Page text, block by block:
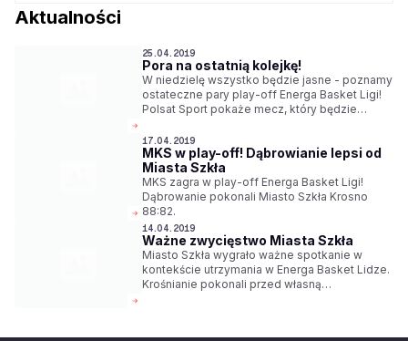
Aktualności
25.04.2019
Pora na ostatnią kolejkę!
W niedzielę wszystko będzie jasne - poznamy
ostateczne pary play-off Energa Basket Ligi!
Polsat Sport pokaże mecz, który będzie
Anwilu z Arged BMSlam Stalą. Na pozostałe
spotkania zapraszamy do serwisu Emocje.TV
17.04.2019
MKS w play-off! Dąbrowianie lepsi od
Miasta Szkła
MKS zagra w play-off Energa Basket Ligi!
Dąbrowanie pokonali Miasto Szkła Krosno
88:82.
14.04.2019
Ważne zwycięstwo Miasta Szkła
Miasto Szkła wygrało ważne spotkanie w
kontekście utrzymania w Energa Basket Lidze.
Krośnianie pokonali przed własną